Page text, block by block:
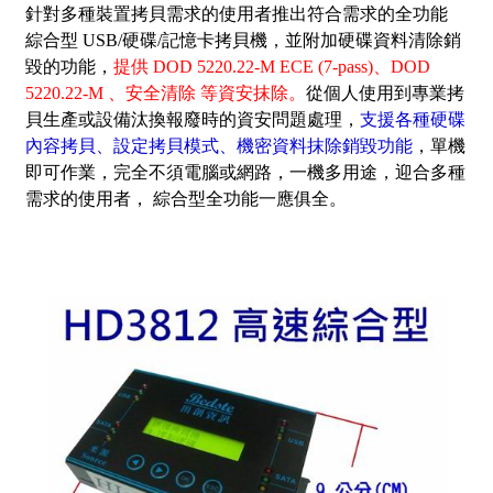
針對多種裝置拷貝需求的使用者推出符合需求的全功能
綜合型 USB/硬碟/記憶卡拷貝機，並附加硬碟資料清除銷
毀的功能， 提供 DOD 5220.22-M ECE (7-pass)、 DOD
5220.22-M 、安全清除 等資安抹除。 從個人使用到專業拷
貝生產或設備汰換報廢時的資安問題處理， 支援各種硬碟
內容拷貝、設定拷貝模式、機密資料抹除銷毀功能，單機
即可作業，完全不須電腦或網路，一機多用途，迎合多種
需求的使用者， 綜合型全功能一應俱全。